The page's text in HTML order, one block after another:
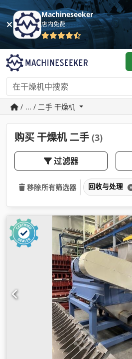
Machineseeker
店内免费
/ ... / 二手 干燥机
购买 干燥机 二手 (3)
过滤器
移除所有筛选器 回收与处理